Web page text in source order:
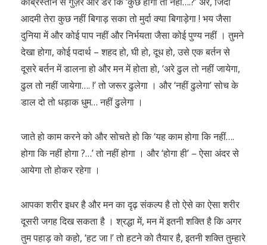
आदमी तेरा कुछ नहीं बिगाड़ सका तो मुर्दा क्या बिगाड़ेगा ! भय जैसा
दुनिया में और कोई पाप नहीं और निर्भयता जैसा कोई पुण्य नहीं । तुमने
देखा होगा, कोई पदार्थ – शहद हो, घी हो, दूध हो, उसे एक बर्तन से
दूसरे बर्तन में डालना हो और मन में होता हो, ‘अरे ढुल तो नहीं जायेगा,
ढुल तो नहीं जायेगा…. !’ तो जरूर ढुलेगा । और ‘नहीं ढुलेगा’ सोच के
डाल दो तो धड़ाक धुम… नहीं ढुलेगा ।
जाते हो काम करने को और सोचते हो कि ‘यह काम होगा कि नहीं….
होगा कि नहीं होगा ?…’ तो नहीं होगा । और ‘होगा ही’ – ऐसा अंदर से
आयेगा तो होकर रहेगा ।
आपका शरीर इधर है और मन का दृढ़ संकल्प है तो ऐसे का ऐसा शरीर
दूसरी जगह दिख सकता है । श्रद्धा में, मन में इतनी शक्ति है कि अगर
तुम पहाड़ को कहो, ‘हट जा !’ तो हटने को तैयार है, इतनी शक्ति तुम्हारे